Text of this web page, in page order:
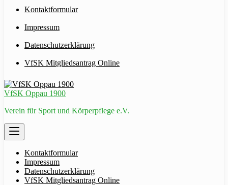
Kontaktformular
Impressum
Datenschutzerklärung
VfSK Mitgliedsantrag Online
VfSK Oppau 1900
Verein für Sport und Körperpflege e.V.
Kontaktformular
Impressum
Datenschutzerklärung
VfSK Mitgliedsantrag Online